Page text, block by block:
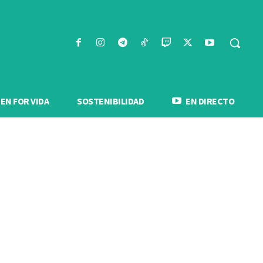
FOR VIDA SOSTENIBILIDAD EN DIRECTO